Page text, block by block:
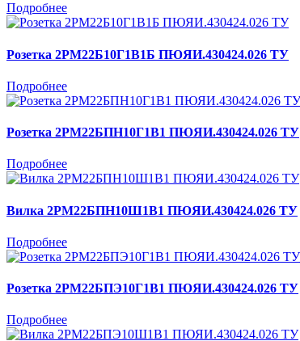
Подробнее
Розетка 2РМ22Б10Г1В1Б ПЮЯИ.430424.026 ТУ
Подробнее
Розетка 2РМ22БПН10Г1В1 ПЮЯИ.430424.026 ТУ
Подробнее
Вилка 2РМ22БПН10Ш1В1 ПЮЯИ.430424.026 ТУ
Подробнее
Розетка 2РМ22БПЭ10Г1В1 ПЮЯИ.430424.026 ТУ
Подробнее